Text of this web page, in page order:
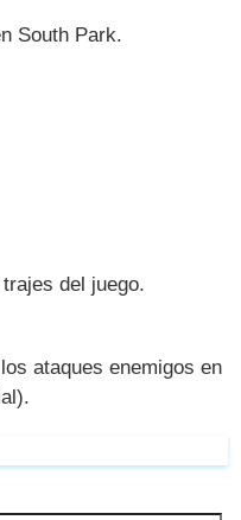
South Park.
del juego.
ataques enemigos en